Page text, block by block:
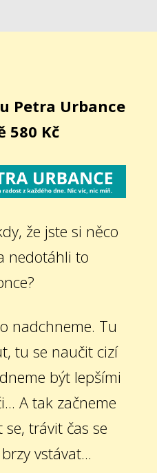
Petra Urbance
580 Kč
že jste si něco
nedotáhli to
nadchneme. Tu
tu se naučit cizí
být lepšími
A tak začneme
trávit čas se
vstávat...